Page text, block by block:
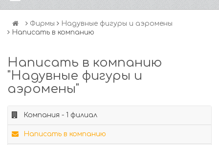
Фирмы
Надувные фигуры и аэромены
Написать в компанию
Написать в компанию
"Надувные фигуры и
аэромены"
Компания - 1 филиал
Написать в компанию